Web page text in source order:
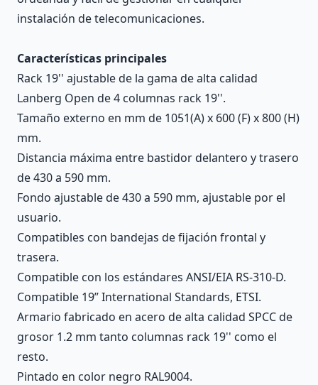
instalación de telecomunicaciones.
Características principales
Rack 19'' ajustable de la gama de alta calidad
Lanberg Open de 4 columnas rack 19''.
Tamaño externo en mm de 1051(A) x 600 (F) x 800 (H)
mm.
Distancia máxima entre bastidor delantero y trasero
de 430 a 590 mm.
Fondo ajustable de 430 a 590 mm, ajustable por el
usuario.
Compatibles con bandejas de fijación frontal y
trasera.
Compatible con los estándares ANSI/EIA RS-310-D.
Compatible 19” International Standards, ETSI.
Armario fabricado en acero de alta calidad SPCC de
grosor 1.2 mm tanto columnas rack 19'' como el
resto.
Pintado en color negro RAL9004.